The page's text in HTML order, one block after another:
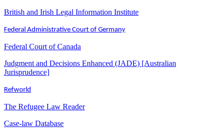
British and Irish Legal Information Institute
Federal Administrative Court of Germany
Federal Court of Canada
Judgment and Decisions Enhanced (JADE) [Australian
Jurisprudence]
Refworld
The Refugee Law Reader
Case-law Database